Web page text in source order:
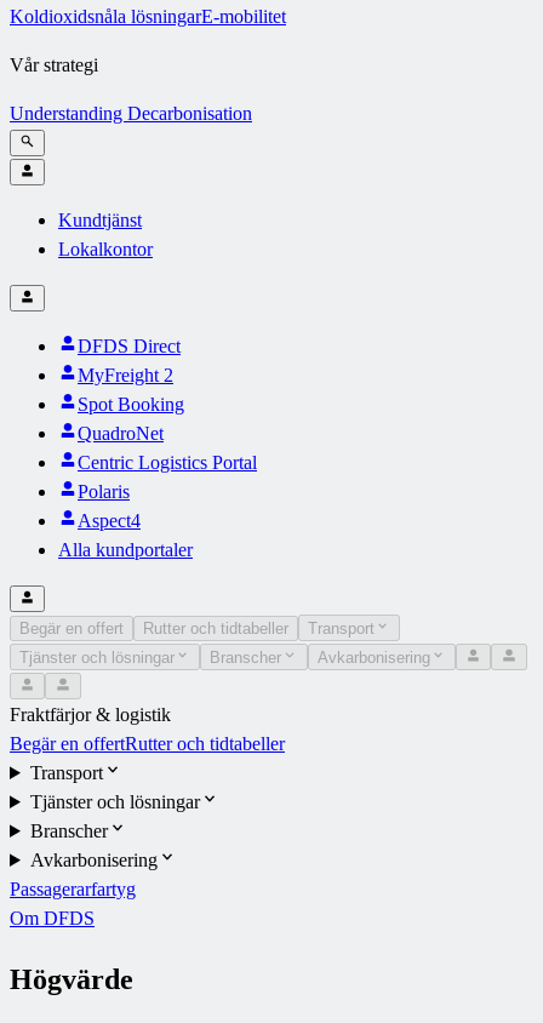
Koldioxidsnåla lösningarE-mobilitet
Vår strategi
Understanding Decarbonisation
Kundtjänst
Lokalkontor
DFDS Direct
MyFreight 2
Spot Booking
QuadroNet
Centric Logistics Portal
Polaris
Aspect4
Alla kundportaler
Begär en offert Rutter och tidtabeller
Transport
Tjänster och lösningar
Branscher Avkarbonisering
Fraktfärjor & logistik
Begär en offertRutter och tidtabeller
Transport
Tjänster och lösningar
Branscher
Avkarbonisering
Passagerarfartyg
Om DFDS
Högvärde